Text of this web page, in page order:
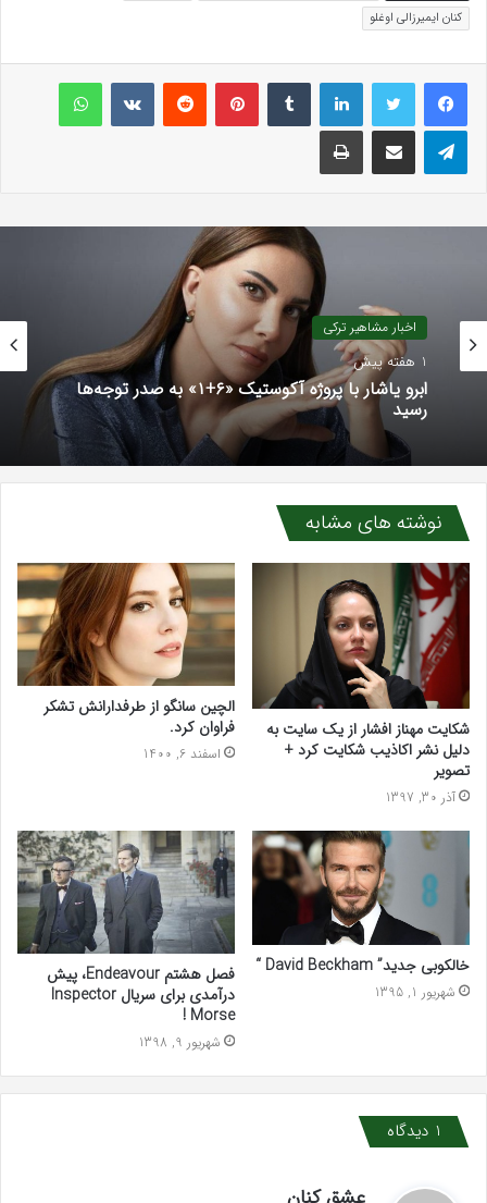
کنان ایمیرزالی اوغلو
لینکداینتامبلر پینتریستReddit
VKontakteواتس آپ
تلگرام اشتراک گذاری با ایمیل چاپ
اخبار مشاهیر ترکی
1 هفته پیش
ابرو یاشار با پروژه آکوستیک «۶+۱» به صدر توجه‌ها
رسید
نوشته های مشابه
شکایت مهناز افشار از یک سایت به
دلیل نشر اکاذیب شکایت کرد +
تصویر
آذر 30, 1397
الچین سانگو از طرفدارانش تشکر
فراوان کرد.
اسفند 6, 1400
خالکوبی جدید” David Beckham “
شهریور 1, 1395
فصل هشتم Endeavour، پیش
درآمدی برای سریال Inspector
Morse !
شهریور 9, 1398
1 دیدگاه